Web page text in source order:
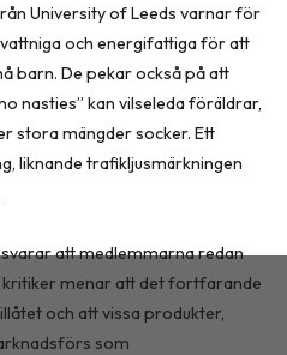
University of Leeds varnar för
och energifattiga för att
barn. De pekar också på att
nasties” kan vilseleda föräldrar,
stora mängder socker. Ett
liknande trafikljusmärkningen
att medlemmarna redan
menar att det fortfarande
och att vissa produkter,
som